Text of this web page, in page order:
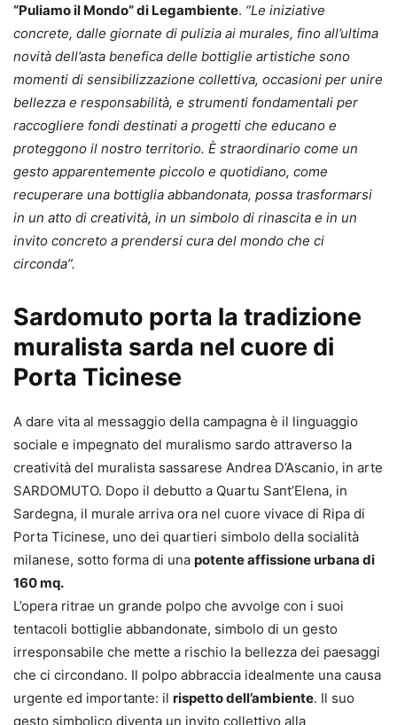
“Puliamo il Mondo” di Legambiente. “Le iniziative
concrete, dalle giornate di pulizia ai murales, fino all’ultima
novità dell’asta benefica delle bottiglie artistiche sono
momenti di sensibilizzazione collettiva, occasioni per unire
bellezza e responsabilità, e strumenti fondamentali per
raccogliere fondi destinati a progetti che educano e
proteggono il nostro territorio. È straordinario come un
gesto apparentemente piccolo e quotidiano, come
recuperare una bottiglia abbandonata, possa trasformarsi
in un atto di creatività, in un simbolo di rinascita e in un
invito concreto a prendersi cura del mondo che ci
circonda”.
Sardomuto porta la tradizione
muralista sarda nel cuore di
Porta Ticinese
A dare vita al messaggio della campagna è il linguaggio
sociale e impegnato del muralismo sardo attraverso la
creatività del muralista sassarese Andrea D’Ascanio, in arte
SARDOMUTO. Dopo il debutto a Quartu Sant’Elena, in
Sardegna, il murale arriva ora nel cuore vivace di Ripa di
Porta Ticinese, uno dei quartieri simbolo della socialità
milanese, sotto forma di una potente affissione urbana di
160 mq.
L’opera ritrae un grande polpo che avvolge con i suoi
tentacoli bottiglie abbandonate, simbolo di un gesto
irresponsabile che mette a rischio la bellezza dei paesaggi
che ci circondano. Il polpo abbraccia idealmente una causa
urgente ed importante: il rispetto dell’ambiente. Il suo
gesto simbolico diventa un invito collettivo alla